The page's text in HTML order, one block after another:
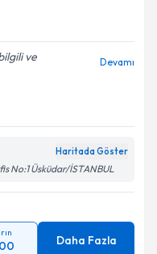
ilişkin
Aydınlatma
ve
Devamı
Haritada Göster
No:1 Üsküdar/İSTANBUL
Daha Fazla